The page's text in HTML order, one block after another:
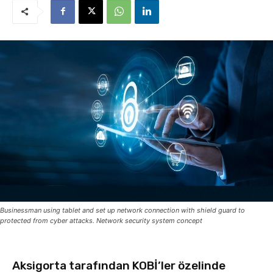
Businessman using tablet and set up network connection with shield guard to
protected from cyber attacks. Network security system concept
Aksigorta tarafından KOBİ’ler özelinde